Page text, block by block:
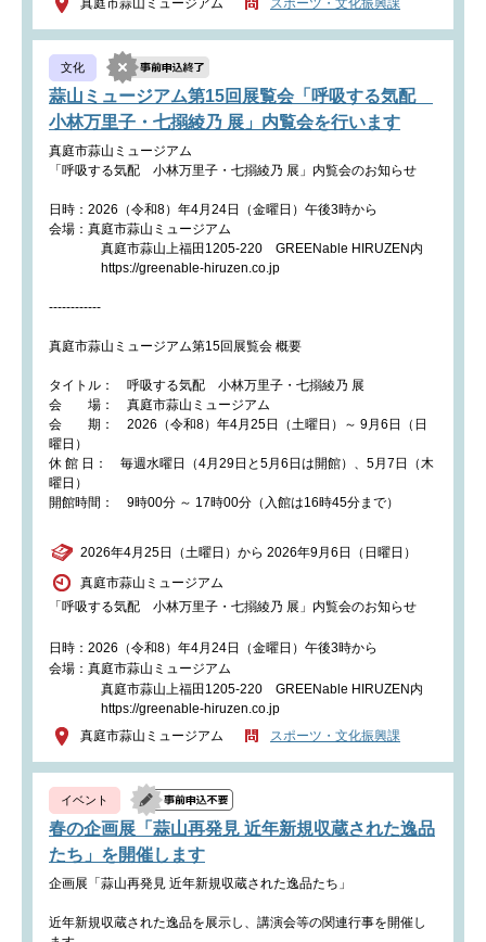
真庭市蒜山ミュージアム スポーツ・文化振興課
文化
蒜山ミュージアム第15回展覧会「呼吸する気配
小林万里子・七搦綾乃 展」内覧会を行います
真庭市蒜山ミュージアム
「呼吸する気配 小林万里子・七搦綾乃 展」内覧会のお知らせ
日時：2026（令和8）年4月24日（金曜日）午後3時から
会場：真庭市蒜山ミュージアム
真庭市蒜山上福田1205‐220 GREENable HIRUZEN内
https://greenable-hiruzen.co.jp
------------
真庭市蒜山ミュージアム第15回展覧会 概要
タイトル： 呼吸する気配 小林万里子・七搦綾乃 展
会 場： 真庭市蒜山ミュージアム
会 期： 2026（令和8）年4月25日（土曜日）～ 9月6日（日
曜日）
休 館 日： 毎週水曜日（4月29日と5月6日は開館）、5月7日（木
曜日）
開館時間： 9時00分 ～ 17時00分（入館は16時45分まで）
2026年4月25日（土曜日）から 2026年9月6日（日曜日）
真庭市蒜山ミュージアム
「呼吸する気配 小林万里子・七搦綾乃 展」内覧会のお知らせ
日時：2026（令和8）年4月24日（金曜日）午後3時から
会場：真庭市蒜山ミュージアム
真庭市蒜山上福田1205‐220 GREENable HIRUZEN内
https://greenable-hiruzen.co.jp
真庭市蒜山ミュージアム
スポーツ・文化振興課
イベント
春の企画展「蒜山再発見 近年新規収蔵された逸品
たち」を開催します
企画展「蒜山再発見 近年新規収蔵された逸品たち」
近年新規収蔵された逸品を展示し、講演会等の関連行事を開催し